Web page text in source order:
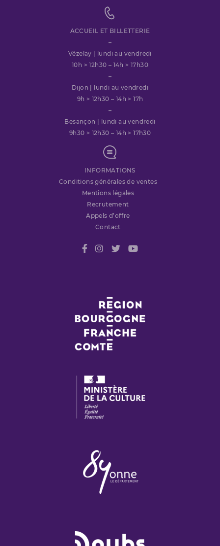
ACCUEIL ET BILLETTERIE
–
Vézelay | lundi au vendredi
10h > 12h30 – 14h > 17h30
–
Dijon | lundi au vendredi
9h > 12h30 – 14h > 17h
–
Besançon | lundi au vendredi
9h30 > 12h30 – 14h > 17h30
INFORMATIONS
Conditions générales de ventes
Mentions légales
Recrutement
Appels d’offre
Contact